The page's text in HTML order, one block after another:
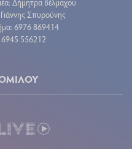
Σπυρούνης
6976 869414
6945 556212
ΟΜΙΛΟΥ